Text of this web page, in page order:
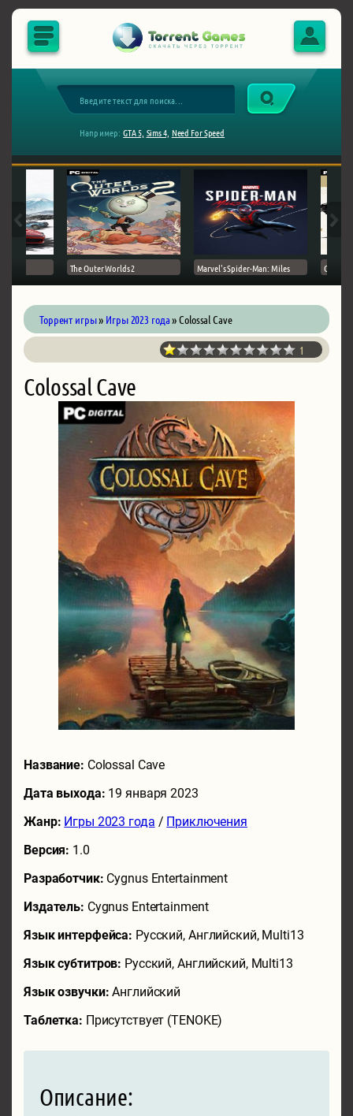
Например: GTA 5, Sims 4, Need For Speed
The Outer Worlds 2 Marvel's Spider-Man: Miles Ghost
Торрент игры» Игры 2023 года» Colossal Cave
1
Colossal Cave
Название: Colossal Cave
Дата выхода: 19 января 2023
Жанр: Игры 2023 года / Приключения
Версия: 1.0
Разработчик: Cygnus Entertainment
Издатель: Cygnus Entertainment
Язык интерфейса: Русский, Английский, Multi13
Язык субтитров: Русский, Английский, Multi13
Язык озвучки:Английский
Таблетка: Присутствует (TENOKE)
Описание: